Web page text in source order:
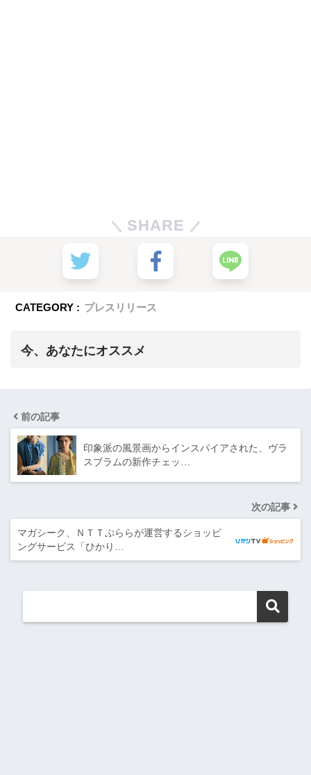
SHARE
CATEGORY : プレスリリース
今、あなたにオススメ
前の記事
印象派の風景画からインスパイアされた、ヴラ
スブラムの新作チェッ…
次の記事
マガシーク、ＮＴＴぷららが運営するショッピ
ングサービス「ひかり…